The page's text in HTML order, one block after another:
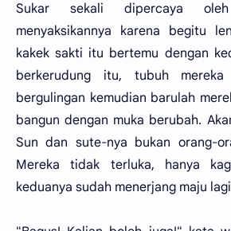
Sukar sekali dipercaya
menyaksikannya karena begitu
kakek sakti itu bertemu dengan
berkerudung itu, tubuh
bergulingan kemudian barulah
bangun dengan muka berubah.
Sun dan sute-nya bukan orang-
Mereka tidak terluka, hanya
keduanya sudah menerjang maju